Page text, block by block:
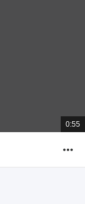
總
共
0:55